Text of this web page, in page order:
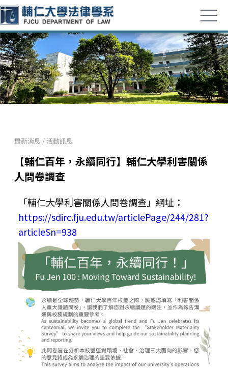
最新消息 / 活動訊息
【輔仁百年，永續同行】輔仁大學利害關係
人問卷調查
「輔仁大學利害關係人問卷調查」網址：
https://sdirc.fju.edu.tw/articlePage/244/281?
articleSn=938